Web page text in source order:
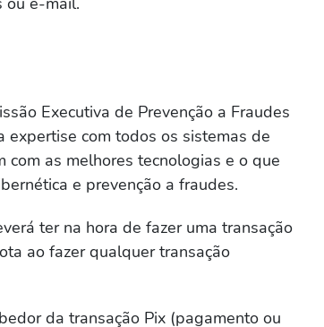
Executiva de Prevenção a Fraudes
expertise com todos os sistemas de
com as melhores tecnologias e o que
e prevenção a fraudes.
ter na hora de fazer uma transação
ao fazer qualquer transação
da transação Pix (pagamento ou